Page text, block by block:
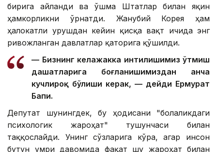
бирига айланди ва Қўшма Штатлар билан яқин
ҳамкорликни ўрнатди. Жанубий Корея ҳам
ҳалокатли урушдан кейин қисқа вақт ичида энг
ривожланган давлатлар қаторига қўшилди.
— Бизнинг келажакка интилишимиз ўтмиш
даҳшатларига боғланишимиздан анча
кучлироқ бўлиши керак, — дейди Ермурат
Бапи.
Депутат шунингдек, бу ҳодисани "болаликдаги
психологик жароҳат" тушунчаси билан
таққослайди. Унинг сўзларига кўра, агар инсон
бутун умри давомида фақат шу жароҳат билан